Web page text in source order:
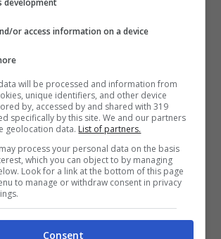
in Nazionale (ansa foto) –
è arrivata proprio in queste ore
scelta che ha deciso di
con il suo staff medico e
development
or access information on a device
will be processed and information from
unique identifiers, and other device
by, accessed by and shared with 319
specifically by this site. We and our partners
geolocation data. List of partners.
process your personal data on the basis
which you can object to by managing
Look for a link at the bottom of this page
to manage or withdraw consent in privacy
Consent